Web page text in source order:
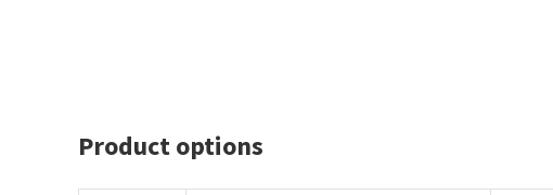
Product options